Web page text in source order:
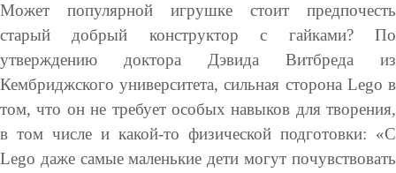
Может популярной игрушке стоит предпочесть
старый добрый конструктор с гайками? По
утверждению доктора Дэвида Витбреда из
Кембриджского университета, сильная сторона Lego в
том, что он не требует особых навыков для творения,
в том числе и какой-то физической подготовки: «С
Lego даже самые маленькие дети могут почувствовать